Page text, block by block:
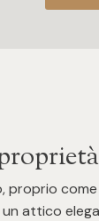
proprio
attico